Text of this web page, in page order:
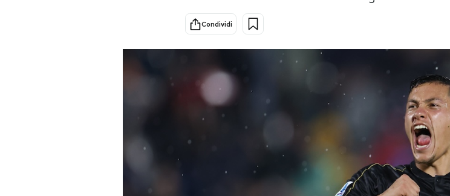
Altrecose
Mondiali calcio 2026
Condividi